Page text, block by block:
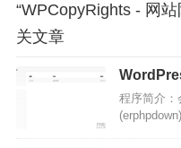
“WPCopyRights - 网
关文章
程序简介：